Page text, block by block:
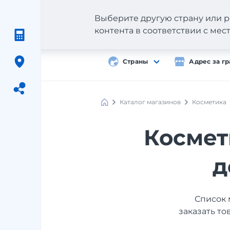
Страны Адрес за
Выберите другую страну или
контента в соответствии с
Meest
Каталог магазинов Косметика
Список
заказать